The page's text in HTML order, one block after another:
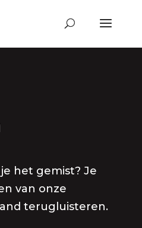
het gemist? Je
van onze
terugluisteren.